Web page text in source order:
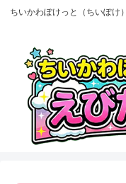
ちいかわぽけっと（ちいぽけ